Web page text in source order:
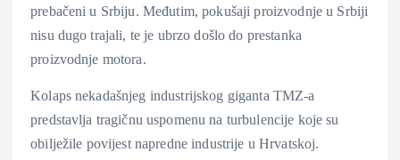
prebačeni u Srbiju. Međutim, pokušaji proizvodnje u Srbiji
nisu dugo trajali, te je ubrzo došlo do prestanka
proizvodnje motora.
Kolaps nekadašnjeg industrijskog giganta TMZ-a
predstavlja tragičnu uspomenu na turbulencije koje su
obilježile povijest napredne industrije u Hrvatskoj.